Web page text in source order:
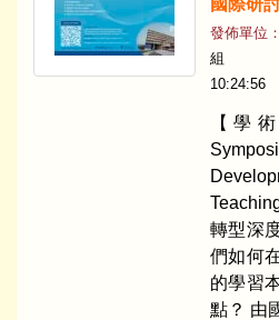
發佈單位：
組
10:24:56
【學
轉型深
們如何
的學習
點？ 由